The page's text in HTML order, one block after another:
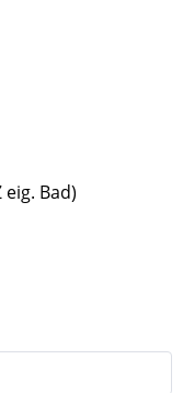
Bad)